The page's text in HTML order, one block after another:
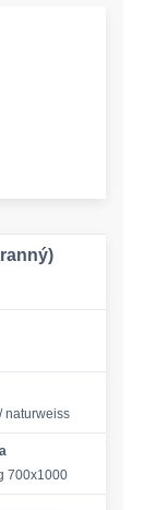
naturweiss
700x1000